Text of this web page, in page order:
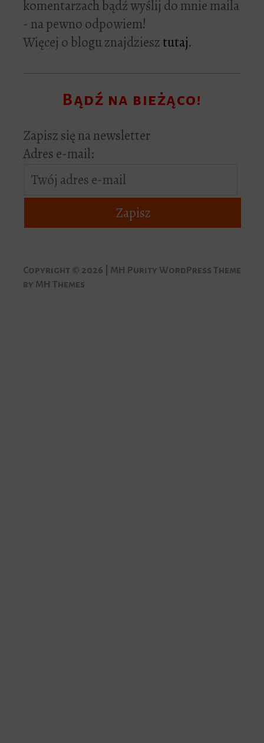
komentarzach bądź wyślij do mnie maila
- na pewno odpowiem!
Więcej o blogu znajdziesztutaj.
Bądź na bieżąco!
Zapisz się na newsletter
Adres e-mail:
Copyright © 2026 | MH Purity WordPress Theme
by MH Themes